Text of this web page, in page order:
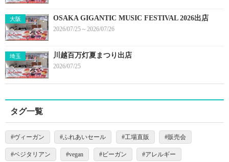
大阪 OSAKA GIGANTIC MUSIC FESTIVAL 2026出店
2026/07/25～2026/07/26
埼玉 川越百万灯夏まつり出店
2026/07/25
タグ一覧
ヴィーガン ふれあいセール 工場直販 販売会
ベジタリアン vegan ビーガン アレルギー